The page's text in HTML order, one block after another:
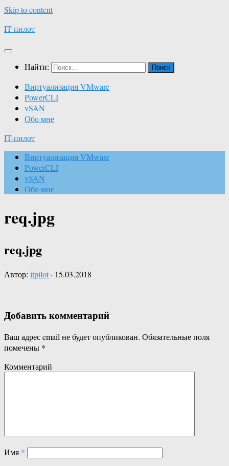
Skip to content
IT-пилот
Найти:
Виртуализация VMware
PowerCLI
vSAN
Обо мне
IT-пилот
Виртуализация VMware
PowerCLI
vSAN
Обо мне
req.jpg
req.jpg
Автор: itpilot · 15.03.2018
Добавить комментарий
Ваш адрес email не будет опубликован. Обязательные поля
помечены *
Комментарий
Имя *